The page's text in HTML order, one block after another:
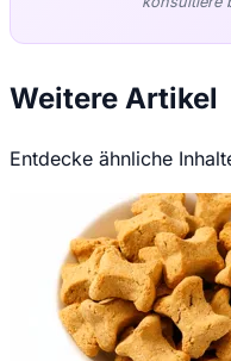
Weitere Artikel
Entdecke ähnliche